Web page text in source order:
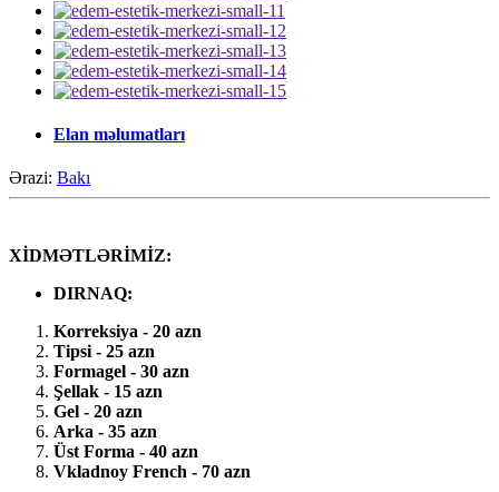
Elan məlumatları
Ərazi: Bakı
XİDMƏTLƏRİMİZ:
DIRNAQ:
Korreksiya - 20 azn
Tipsi - 25 azn
Formagel - 30 azn
Şellak - 15 azn
Gel - 20 azn
Arka - 35 azn
Üst Forma - 40 azn
Vkladnoy French - 70 azn